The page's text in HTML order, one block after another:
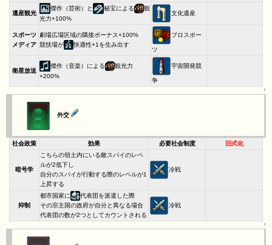
遺産観光
傑作（芸術）と 秘宝による
観
光力+100%
文化遺産
スポーツ
メディア
劇場広場区域の隣接ボーナス+100%
競技場が
快適性+1を生み出す
プロスポー
ツ
衛星放送
傑作（音楽）による
観光力
+200%
宇宙開発競
争
↑
外交
社会政策 効果 必要社会制度 旧式化
暗号学
こちらの領土内にいる敵スパイのレベ
ルが2低下し
自分のスパイが行動する際のレベルが1
上昇する
冷戦
抑制
都市国家に
代表団を派遣した際
その宗主国の政府が自分と異なる場合
代表団の数が2つとしてカウントされる
冷戦
↑